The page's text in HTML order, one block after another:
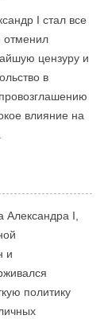
I стал все
отменил
цензуру и
в
влияние на
Александра I,
и
политику